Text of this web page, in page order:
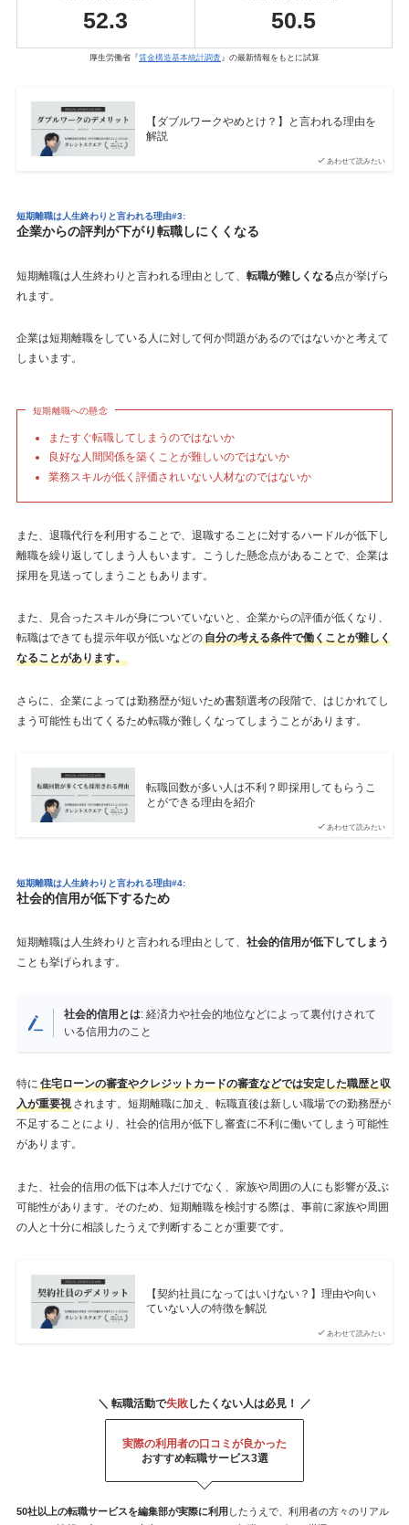
52.3 50.5
厚生労働省『賃金構造基本統計調査 』の最新情報をもとに試算
あわせて読みたい
【ダブルワークやめとけ？】と言われる理由を
解説
短期離職は人生終わりと言われる理由#3:
企業からの評判が下がり転職しにくくなる
短期離職は人生終わりと言われる理由として、 転職が難しくなる 点が挙げら
れます。
企業は短期離職をしている人に対して何か問題があるのではないかと考えて
しまいます。
短期離職への懸念
またすぐ転職してしまうのではないか
良好な人間関係を築くことが難しいのではないか
業務スキルが低く評価されいない人材なのではないか
また、退職代行を利用することで、退職することに対するハードルが低下し
離職を繰り返してしまう人もいます。こうした懸念点があることで、企業は
採用を見送ってしまうこともあります。
また、見合ったスキルが身についていないと、企業からの評価が低くなり、
転職はできても提示年収が低いなどの自分の考える条件で働くことが難しく
なることがあります。
さらに、企業によっては勤務歴が短いため書類選考の段階で、はじかれてし
まう可能性も出てくるため転職が難しくなってしまうことがあります。
あわせて読みたい
転職回数が多い人は不利？即採用してもらうこ
とができる理由を紹介
短期離職は人生終わりと言われる理由#4:
社会的信用が低下するため
短期離職は人生終わりと言われる理由として、 社会的信用が低下してしまう
ことも挙げられます。
社会的信用とは: 経済力や社会的地位などによって裏付けされて
いる信用力のこと
特に 住宅ローンの審査やクレジットカードの審査などでは安定した職歴と収
入が重要視されます。短期離職に加え、転職直後は新しい職場での勤務歴が
不足することにより、社会的信用が低下し審査に不利に働いてしまう可能性
があります。
また、社会的信用の低下は本人だけでなく、家族や周囲の人にも影響が及ぶ
可能性があります。そのため、短期離職を検討する際は、事前に家族や周囲
の人と十分に相談したうえで判断することが重要です。
あわせて読みたい
【契約社員になってはいけない？】理由や向い
ていない人の特徴を解説
＼ 転職活動で失敗したくない人は必見！ ／
実際の利用者の口コミが良かった
おすすめ転職サービス3選
50社以上の転職サービスを編集部が実際に利用 したうえで、利用者の方々のリアル